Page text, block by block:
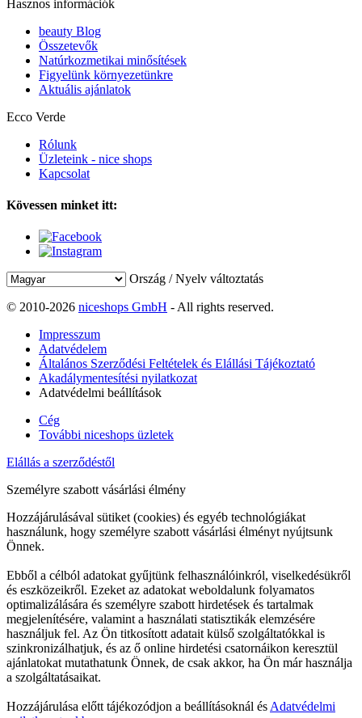
Hasznos információk
beauty Blog
Összetevők
Natúrkozmetikai minősítések
Figyelünk környezetünkre
Aktuális ajánlatok
Ecco Verde
Rólunk
Üzleteink - nice shops
Kapcsolat
Kövessen minket itt:
Ország / Nyelv változtatás
© 2010-2026 niceshops GmbH - All rights reserved.
Impresszum
Adatvédelem
Általános Szerződési Feltételek és Elállási Tájékoztató
Akadálymentesítési nyilatkozat
Adatvédelmi beállítások
Cég
További niceshops üzletek
Elállás a szerződéstől
Személyre szabott vásárlási élmény
Hozzájárulásával sütiket (cookies) és egyéb technológiákat
használunk, hogy személyre szabott vásárlási élményt nyújtsunk
Önnek.
Ebből a célból adatokat gyűjtünk felhasználóinkról, viselkedésükről
és eszközeikről. Ezeket az adatokat weboldalunk folyamatos
optimalizálására és személyre szabott hirdetések és tartalmak
megjelenítésére, valamint a használati statisztikák elemzésére
használjuk fel. Az Ön titkosított adatait külső szolgáltatókkal is
szinkronizálhatjuk, és az ő online hirdetési csatornáikon keresztül
ajánlatokat mutathatunk Önnek, de csak akkor, ha Ön már használja
a szolgáltatásaikat.
Hozzájárulása előtt tájékozódjon a beállításoknál és Adatvédelmi